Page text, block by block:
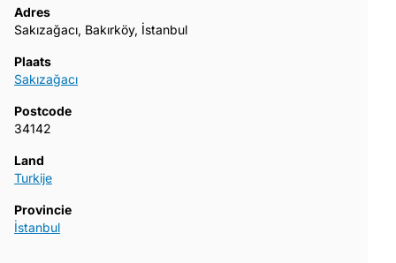
Adres
Sakızağacı, Bakırköy, İstanbul
Plaats
Sakızağacı
Postcode
34142
Land
Turkije
Provincie
İstanbul